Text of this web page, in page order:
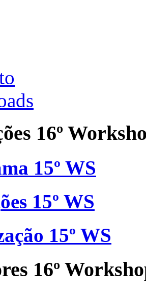
16º
15º WS
15º WS
15º WS
16º